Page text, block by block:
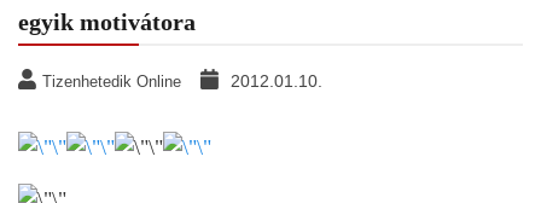
egyik motivátora
Tizenhetedik Online 2012.01.10.